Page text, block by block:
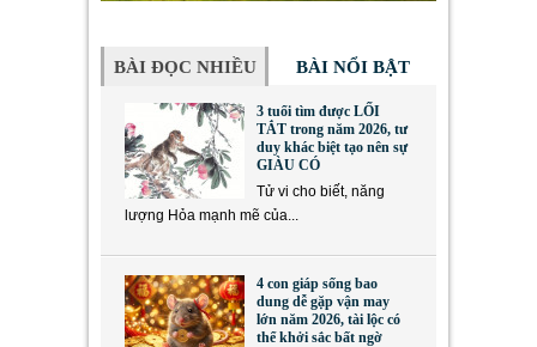
BÀI ĐỌC NHIỀU BÀI NỔI BẬT
3 tuổi tìm được LỐI
TẮT trong năm 2026, tư
duy khác biệt tạo nên sự
GIÀU CÓ
Tử vi cho biết, năng
lượng Hỏa mạnh mẽ của...
4 con giáp sống bao
dung dễ gặp vận may
lớn năm 2026, tài lộc có
thể khởi sắc bất ngờ